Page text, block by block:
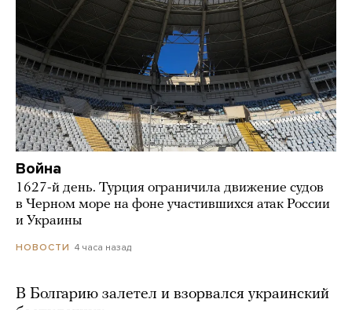
Война
1627-й день. Турция ограничила движение судов
в Черном море на фоне участившихся атак России
и Украины
НОВОСТИ 4 часа назад
В Болгарию залетел и взорвался украинский